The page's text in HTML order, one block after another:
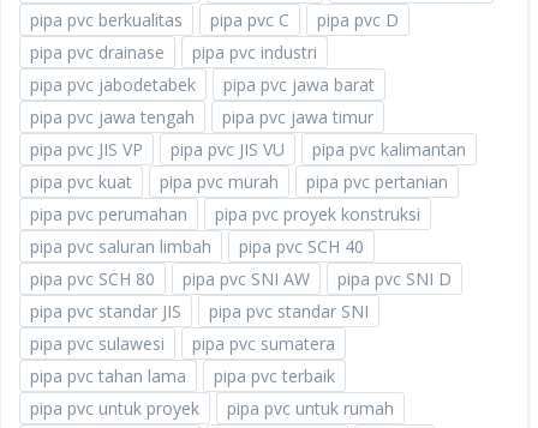
pipa pvc berkualitas
pipa pvc C
pipa pvc D
pipa pvc drainase
pipa pvc industri
pipa pvc jabodetabek
pipa pvc jawa barat
pipa pvc jawa tengah
pipa pvc jawa timur
pipa pvc JIS VP
pipa pvc JIS VU
pipa pvc kalimantan
pipa pvc kuat
pipa pvc murah
pipa pvc pertanian
pipa pvc perumahan
pipa pvc proyek konstruksi
pipa pvc saluran limbah
pipa pvc SCH 40
pipa pvc SCH 80
pipa pvc SNI AW
pipa pvc SNI D
pipa pvc standar JIS
pipa pvc standar SNI
pipa pvc sulawesi
pipa pvc sumatera
pipa pvc tahan lama
pipa pvc terbaik
pipa pvc untuk proyek
pipa pvc untuk rumah